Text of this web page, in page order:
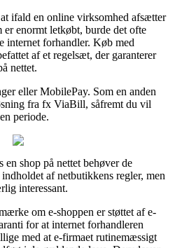
ifald en online virksomhed afsætter
er enormt letkøbt, burde det ofte
internet forhandler. Køb med
af et regelsæt, der garanterer
nettet.
eller MobilePay. Som en anden
fra fx ViaBill, såfremt du vil
periode.
shop på nettet behøver de
af netbutikkens regler, men
interessant.
om e-shoppen er støttet af e-
for at internet forhandleren
med at e-firmaet rutinemæssigt